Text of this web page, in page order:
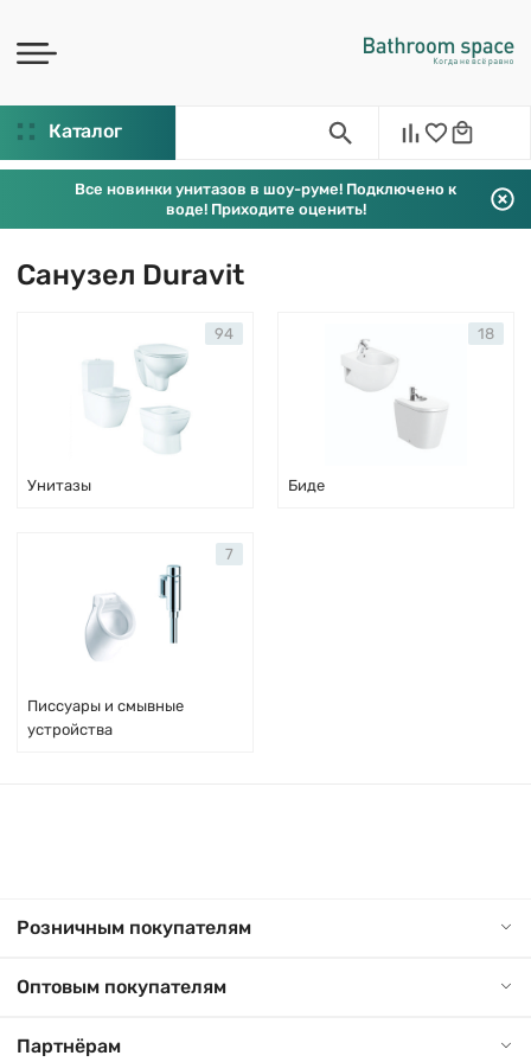
Каталог
Все новинки унитазов в шоу-руме! Подключено к
воде! Приходите оценить!
Санузел Duravit
Унитазы
94
Биде
18
Писсуары и смывные
устройства
7
Розничным покупателям
Оптовым покупателям
Партнёрам